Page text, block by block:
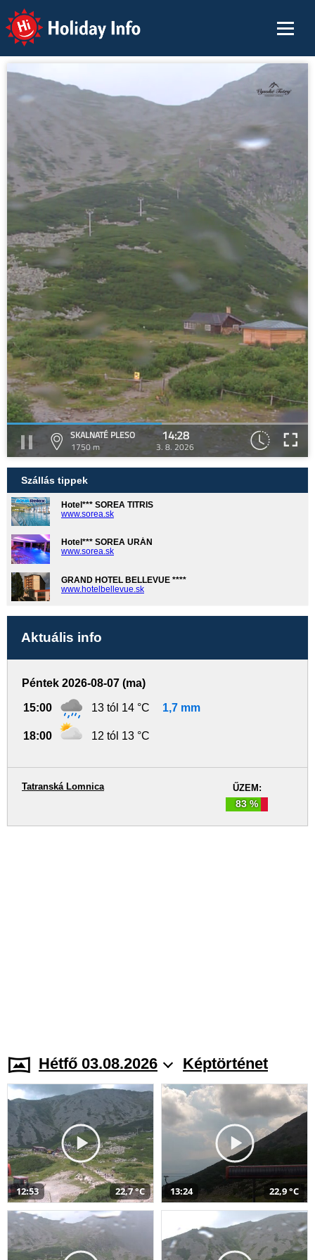
Holiday Info
SKALNATÉ PLESO
1750 m
14:28
3. 8. 2026
Szállás tippek
Hotel*** SOREA TITRIS
www.sorea.sk
Hotel*** SOREA URÁN
www.sorea.sk
GRAND HOTEL BELLEVUE ****
www.hotelbellevue.sk
Aktuális info
Péntek 2026-08-07 (ma)
15:00 13 tól 14 °C 1,7 mm
18:00 12 tól 13 °C
ŰZEM:
83 %
Tatranská Lomnica
Hétfő 03.08.2026 Képtörténet
12:53 22,7 °C 13:24 22,9 °C